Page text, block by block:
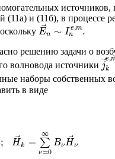
источников,
(11а) и (11б), в процессе
E⃗n ∼ I e,m
n
.
решению задачи о
волновода источники j⃗
e,
k
наборы собственных
в виде
; H⃗k = ∑
ν=0
∞
BνH⃗ν